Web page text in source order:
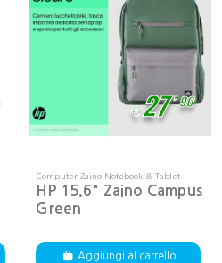
€27
,90
Computer Zaino Notebook & Tablet
HP 15.6" Zaino Campus
Green
Aggiungi al carrello